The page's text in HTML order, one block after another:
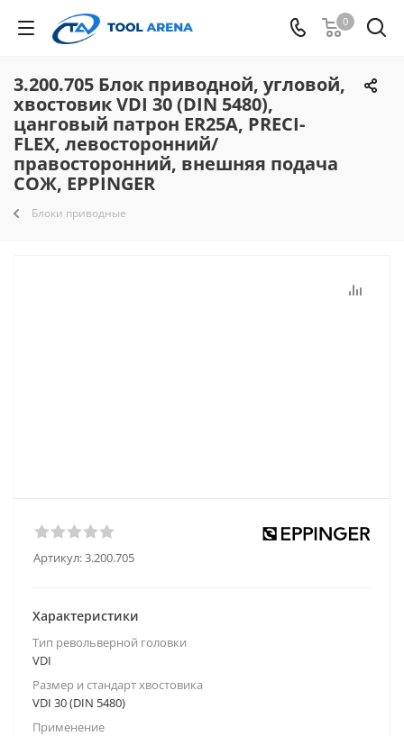
0
3.200.705 Блок приводной, угловой,
хвостовик VDI 30 (DIN 5480),
цанговый патрон ER25A, PRECI-
FLEX, левосторонний/
правосторонний, внешняя подача
СОЖ, EPPINGER
Блоки приводные
Артикул:3.200.705
Характеристики
Тип револьверной головки
VDI
Размер и стандарт хвостовика
VDI 30 (DIN 5480)
Применение